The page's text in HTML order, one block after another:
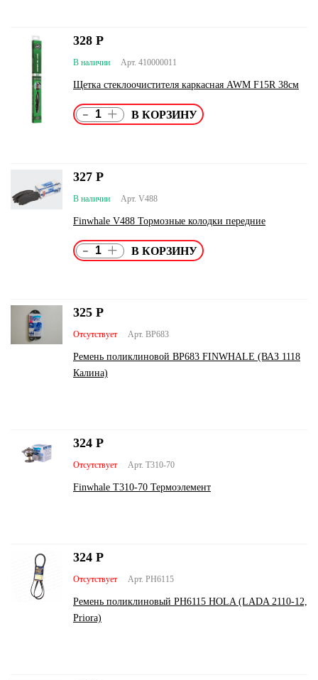
Арт. 410000011
В наличии
Щетка стеклоочистителя каркасная AWM F15R 38см
328 Р
- +
Арт. V488
В наличии
Finwhale V488 Тормозные колодки передние
327 Р
- +
Арт. BP683
Отсутствует
Ремень поликлиновой BP683 FINWHALE (ВАЗ 1118
Калина)
325 Р
Арт. T310-70
Отсутствует
Finwhale T310-70 Термоэлемент
324 Р
Арт. PH6115
Отсутствует
Ремень поликлиновый PH6115 HOLA (LADA 2110-12,
Priora)
324 Р